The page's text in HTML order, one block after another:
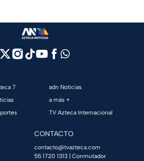
7
adn Noticias
a más +
TV Azteca Internacional
CONTACTO
contacto@tvazteca.com
55 1720 1313 | Conmutador